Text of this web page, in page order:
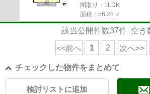
間取り：1LDK
面積：56.25㎡
該当公開件数37件 空き
<<前へ 1 2 次へ>>
チェックした物件をまとめて
検討リストに追加